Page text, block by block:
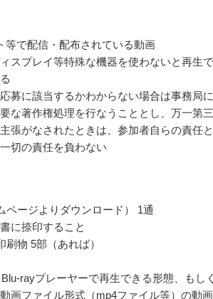
等で配信・配布されている動画
スプレイ等特殊な機器を使わないと再生
募に該当するかわからない場合は事務局
な著作権処理を行なうこととし、万一第
張がなされたときは、参加者自らの責任
切の責任を負わない
ページよりダウンロード） 1通
に捺印すること
物 5部（あれば）
rayプレーヤーで再生できる形態、もし
画ファイル形式（mp4ファイル等）の動